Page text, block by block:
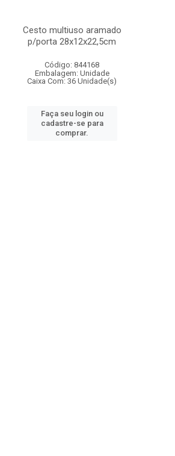
Cesto multiuso aramado
p/porta 28x12x22,5cm
Código: 844168
Embalagem: Unidade
Caixa Com: 36 Unidade(s)
Faça seu login ou
cadastre-se para
comprar.